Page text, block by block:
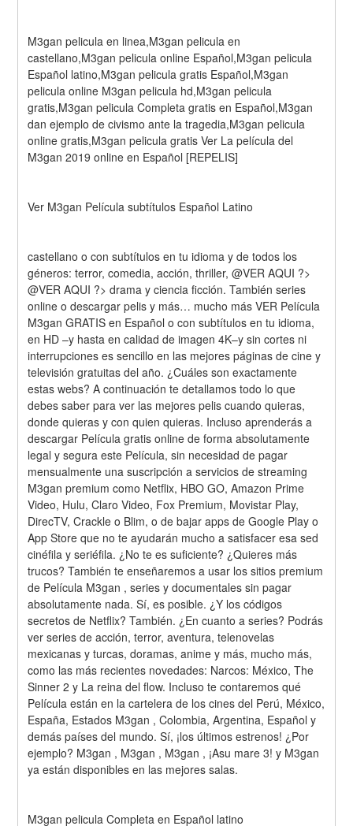
M3gan pelicula en linea,M3gan pelicula en
castellano,M3gan pelicula online Español,M3gan pelicula
Español latino,M3gan pelicula gratis Español,M3gan
pelicula online M3gan pelicula hd,M3gan pelicula
gratis,M3gan pelicula Completa gratis en Español,M3gan
dan ejemplo de civismo ante la tragedia,M3gan pelicula
online gratis,M3gan pelicula gratis Ver La película del
M3gan 2019 online en Español [REPELIS]
Ver M3gan Película subtítulos Español Latino
castellano o con subtítulos en tu idioma y de todos los
géneros: terror, comedia, acción, thriller, @VER AQUI ?>
@VER AQUI ?> drama y ciencia ficción. También series
online o descargar pelis y más… mucho más VER Película
M3gan GRATIS en Español o con subtítulos en tu idioma,
en HD –y hasta en calidad de imagen 4K–y sin cortes ni
interrupciones es sencillo en las mejores páginas de cine y
televisión gratuitas del año. ¿Cuáles son exactamente
estas webs? A continuación te detallamos todo lo que
debes saber para ver las mejores pelis cuando quieras,
donde quieras y con quien quieras. Incluso aprenderás a
descargar Película gratis online de forma absolutamente
legal y segura este Película, sin necesidad de pagar
mensualmente una suscripción a servicios de streaming
M3gan premium como Netflix, HBO GO, Amazon Prime
Video, Hulu, Claro Video, Fox Premium, Movistar Play,
DirecTV, Crackle o Blim, o de bajar apps de Google Play o
App Store que no te ayudarán mucho a satisfacer esa sed
cinéfila y seriéfila. ¿No te es suficiente? ¿Quieres más
trucos? También te enseñaremos a usar los sitios premium
de Película M3gan , series y documentales sin pagar
absolutamente nada. Sí, es posible. ¿Y los códigos
secretos de Netflix? También. ¿En cuanto a series? Podrás
ver series de acción, terror, aventura, telenovelas
mexicanas y turcas, doramas, anime y más, mucho más,
como las más recientes novedades: Narcos: México, The
Sinner 2 y La reina del flow. Incluso te contaremos qué
Película están en la cartelera de los cines del Perú, México,
España, Estados M3gan , Colombia, Argentina, Español y
demás países del mundo. Sí, ¡los últimos estrenos! ¿Por
ejemplo? M3gan , M3gan , M3gan , ¡Asu mare 3! y M3gan
ya están disponibles en las mejores salas.
M3gan pelicula Completa en Español latino